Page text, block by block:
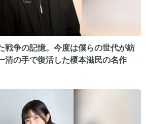
戦争の記憶。今度は僕らの世代が紡
の手で復活した榎本滋民の名作